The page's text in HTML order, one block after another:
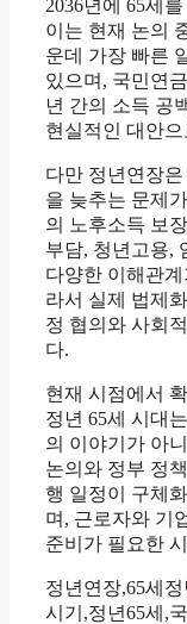
2036년에 65세
이는 현재 논의
운데 가장 빠른
있으며, 국민연
년 간의 소득 공
현실적인 대안
다만 정년연장
을 늦추는 문제
의 노후소득 보
부담, 청년고용,
다양한 이해관
라서 실제 법제
정 협의와 사회
다.
현재 시점에서
정년 65세 시대
의 이야기가 아
논의와 정부 정
행 일정이 구체
며, 근로자와 기
준비가 필요한
정년연장,65세
시기,정년65세,